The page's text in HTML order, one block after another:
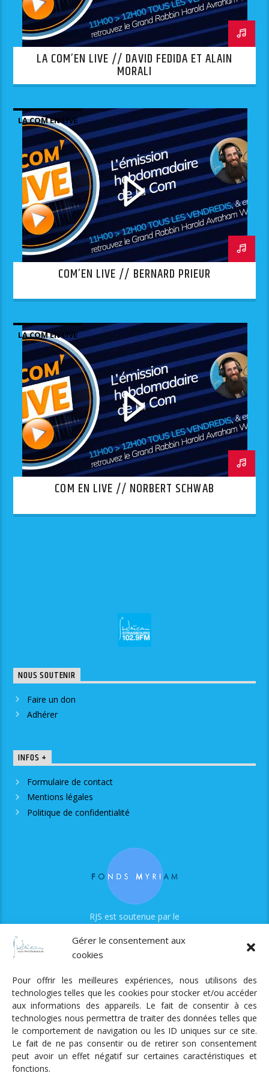
Gérer le consentement aux
cookies
Pour offrir les meilleures expériences, nous utilisons des
technologies telles que les cookies pour stocker et/ou accéder
aux informations des appareils. Le fait de consentir à ces
technologies nous permettra de traiter des données telles que
le comportement de navigation ou les ID uniques sur ce site.
Le fait de ne pas consentir ou de retirer son consentement
peut avoir un effet négatif sur certaines caractéristiques et
fonctions.
LA COM’EN LIVE // DAVID FEDIDA ET ALAIN
MORALI
LA COM EN LIVE
COM’EN LIVE // BERNARD PRIEUR
LA COM EN LIVE
COM EN LIVE // NORBERT SCHWAB
NOUS SOUTENIR
Faire un don
Adhérer
INFOS +
Formulaire de contact
Mentions légales
Politique de confidentialité
RJS est soutenue par le
Radio Judaica Strasbourg
Tous droits réservés
RADIO JUDAÏCA
ÉMISSIONS ET GRILLE DES PROGRAMMES